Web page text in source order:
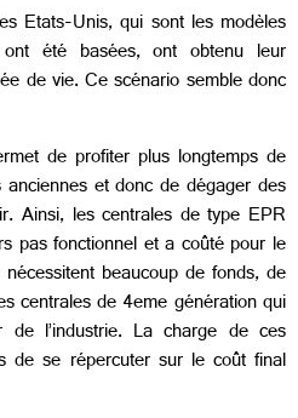
Etats-Unis, qui sont les modèles
été basées, ont obtenu leur
de vie. Ce scénario semble donc
de profiter plus longtemps de
anciennes et donc de dégager des
Ainsi, les centrales de type EPR
pas fonctionnel et a coûté pour le
beaucoup de fonds, de
centrales de 4eme génération qui
l’industrie. La charge de ces
de se répercuter sur le coût final